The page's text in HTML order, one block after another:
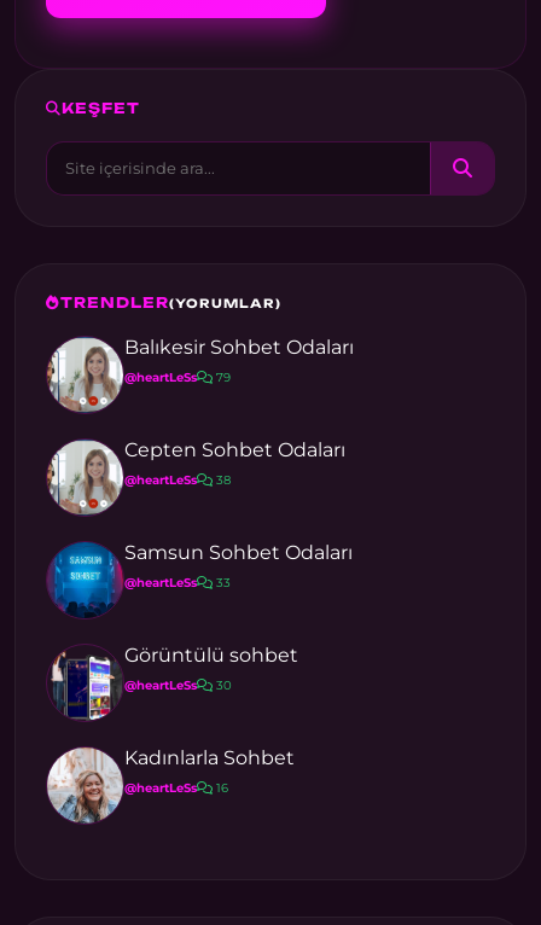
KEŞFET
TRENDLER(YORUMLAR)
Balıkesir Sohbet Odaları
@heartLeSs 79
Cepten Sohbet Odaları
@heartLeSs 38
Samsun Sohbet Odaları
@heartLeSs 33
Görüntülü sohbet
@heartLeSs 30
Kadınlarla Sohbet
@heartLeSs 16